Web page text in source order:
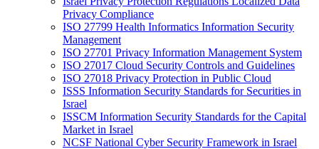
Privacy Compliance
ISO 27799 Health Informatics Information Security
Management
ISO 27701 Privacy Information Management System
ISO 27017 Cloud Security Controls and Guidelines
ISO 27018 Privacy Protection in Public Cloud
ISSS Information Security Standards for Securities in
Israel
ISSCM Information Security Standards for the Capital
Market in Israel
NCSF National Cyber Security Framework in Israel